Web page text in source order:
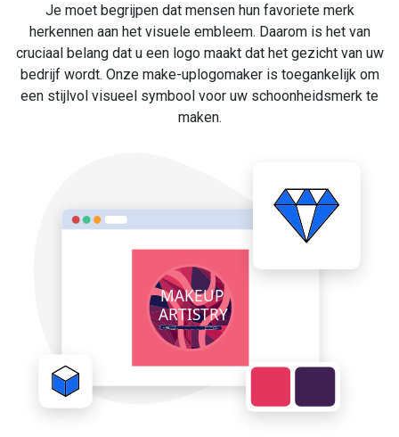
Je moet begrijpen dat mensen hun favoriete merk
herkennen aan het visuele embleem. Daarom is het van
cruciaal belang dat u een logo maakt dat het gezicht van uw
bedrijf wordt. Onze make-uplogomaker is toegankelijk om
een stijlvol visueel symbool voor uw schoonheidsmerk te
maken.